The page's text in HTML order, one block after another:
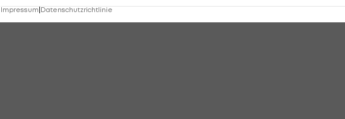
Impressum|Datenschutzrichtlinie